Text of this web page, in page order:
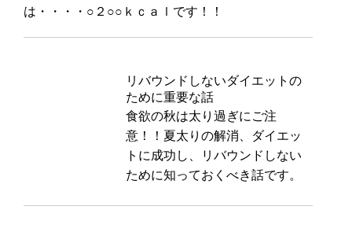
は・・・・○２○○ｋｃａｌです！！
リバウンドしないダイエットの
ために重要な話
食欲の秋は太り過ぎにご注
意！！夏太りの解消、ダイエッ
トに成功し、リバウンドしない
ために知っておくべき話です。